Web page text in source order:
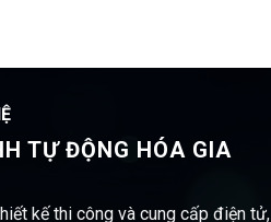
TỰ ĐỘNG HÓA GIA
kế thi công và cung cấp điện tử,